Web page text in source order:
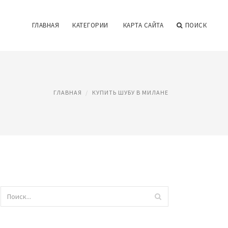
ГЛАВНАЯ КАТЕГОРИИ КАРТА САЙТА ПОИСК
ГЛАВНАЯ КУПИТЬ ШУБУ В МИЛАНЕ